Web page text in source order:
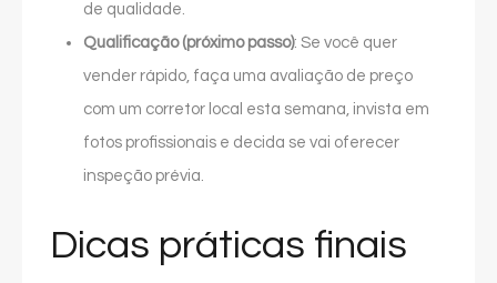
de qualidade.
Qualificação (próximo passo): Se você quer
vender rápido, faça uma avaliação de preço
com um corretor local esta semana, invista em
fotos profissionais e decida se vai oferecer
inspeção prévia.
Dicas práticas finais